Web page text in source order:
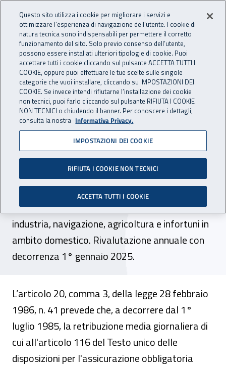
INAIL - Istituto Nazionale
Apri cerca
Navigazione principale
Navigazione - Ti trovi in:
Home Atti e documenti Circolari Inail
20 giugno 2025
20 giugno 2025
Circolare Inail n. 37 del 20
giugno 2025
Prestazioni economiche per infortunio sul
lavoro e malattia professionale: settori
industria, navigazione, agricoltura e infortuni in
ambito domestico. Rivalutazione annuale con
decorrenza 1° gennaio 2025.
L’articolo 20, comma 3, della legge 28 febbraio
1986, n. 41 prevede che, a decorrere dal 1°
luglio 1985, la retribuzione media giornaliera di
cui all'articolo 116 del Testo unico delle
disposizioni per l'assicurazione obbligatoria
Questo sito utilizza i cookie per migliorare i servizi e
ottimizzare l’esperienza di navigazione dell’utente. I cookie di
natura tecnica sono indispensabili per permettere il corretto
funzionamento del sito. Solo previo consenso dell’utente,
possono essere installati ulteriori tipologie di cookie. Puoi
accettare tutti i cookie cliccando sul pulsante ACCETTA TUTTI I
COOKIE, oppure puoi effettuare le tue scelte sulle singole
categorie che vuoi installare, cliccando su IMPOSTAZIONI DEI
COOKIE. Se invece intendi rifiutarne l’installazione dei cookie
non tecnici, puoi farlo cliccando sul pulsante RIFIUTA I COOKIE
NON TECNICI o chiudendo il banner. Per conoscere i dettagli,
consulta la nostra Informativa Privacy.
IMPOSTAZIONI DEI COOKIE
RIFIUTA I COOKIE NON TECNICI
ACCETTA TUTTI I COOKIE